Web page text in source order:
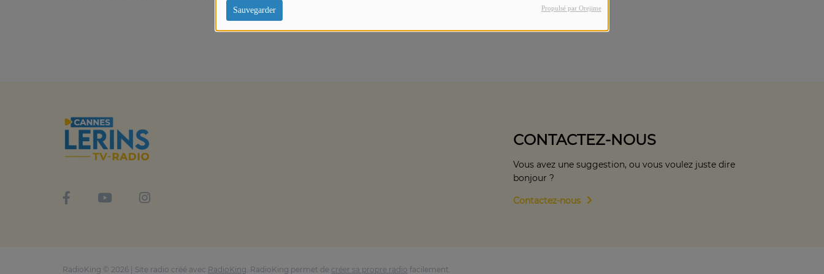
Sauvegarder Propulsé par Orejime
CONTACTEZ-NOUS
Vous avez une suggestion, ou vous voulez juste dire
bonjour ?
Contactez-nous
RadioKing © 2026 | Site radio créé avec RadioKing . RadioKing permet de créer sa propre radio facilement.